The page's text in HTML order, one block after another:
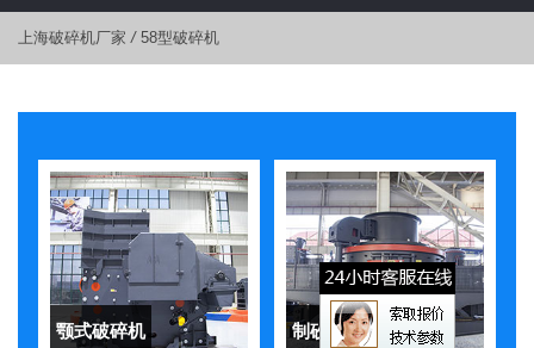
上海破碎机厂家 / 58型破碎机
颚式破碎机 制砂机